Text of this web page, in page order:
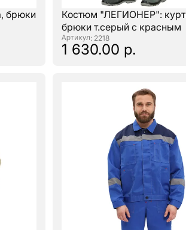
брюки
Костюм "ЛЕГИОНЕР":
брюки т.серый с красным
: 2218
1 630.00 р.